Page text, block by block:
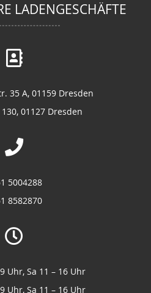
LADENGESCHÄFTE
35 A, 01159 Dresden
01127 Dresden
5004288
8582870
Uhr, Sa 11 – 16 Uhr
Uhr, Sa 11 – 16 Uhr